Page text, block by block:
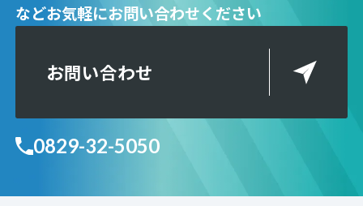
などお気軽にお問い合わせください
お問い合わせ
0829-32-5050